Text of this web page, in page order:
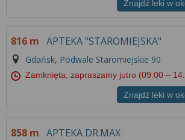
Znajdź leki w
816 m APTEKA "STAROMIEJSKA"
Gdańsk, Podwale Staromiejskie 90
Zamknięta, zapraszamy jutro (09:00 –
Znajdź leki w
858 m APTEKA DR.MAX